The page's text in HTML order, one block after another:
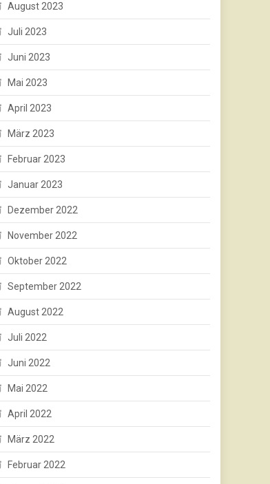
August 2023
Juli 2023
Juni 2023
Mai 2023
April 2023
März 2023
Februar 2023
Januar 2023
Dezember 2022
November 2022
Oktober 2022
September 2022
August 2022
Juli 2022
Juni 2022
Mai 2022
April 2022
März 2022
Februar 2022